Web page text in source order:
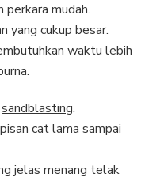
mudah.
yang cukup besar.
waktu lebih
sandblasting.
cat lama sampai
jelas menang telak